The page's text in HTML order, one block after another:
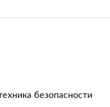
безопасности